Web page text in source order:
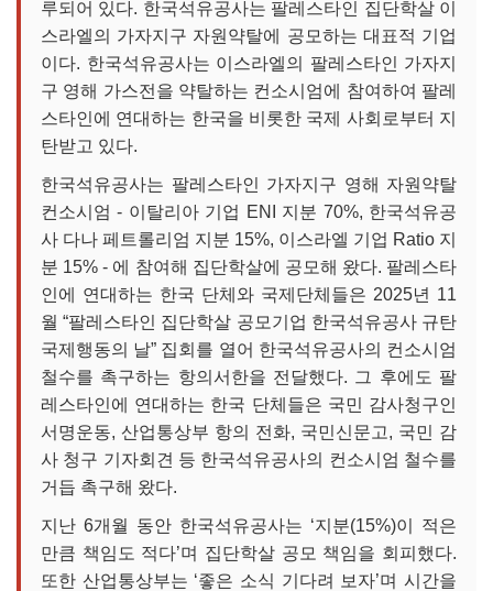
루되어 있다. 한국석유공사는 팔레스타인 집단학살 이
스라엘의 가자지구 자원약탈에 공모하는 대표적 기업
이다. 한국석유공사는 이스라엘의 팔레스타인 가자지
구 영해 가스전을 약탈하는 컨소시엄에 참여하여 팔레
스타인에 연대하는 한국을 비롯한 국제 사회로부터 지
탄받고 있다.
한국석유공사는 팔레스타인 가자지구 영해 자원약탈
컨소시엄 - 이탈리아 기업 ENI 지분 70%, 한국석유공
사 다나 페트롤리엄 지분 15%, 이스라엘 기업 Ratio 지
분 15% - 에 참여해 집단학살에 공모해 왔다. 팔레스타
인에 연대하는 한국 단체와 국제단체들은 2025년 11
월 “팔레스타인 집단학살 공모기업 한국석유공사 규탄
국제행동의 날” 집회를 열어 한국석유공사의 컨소시엄
철수를 촉구하는 항의서한을 전달했다. 그 후에도 팔
레스타인에 연대하는 한국 단체들은 국민 감사청구인
서명운동, 산업통상부 항의 전화, 국민신문고, 국민 감
사 청구 기자회견 등 한국석유공사의 컨소시엄 철수를
거듭 촉구해 왔다.
지난 6개월 동안 한국석유공사는 ‘지분(15%)이 적은
만큼 책임도 적다’며 집단학살 공모 책임을 회피했다.
또한 산업통상부는 ‘좋은 소식 기다려 보자’며 시간을